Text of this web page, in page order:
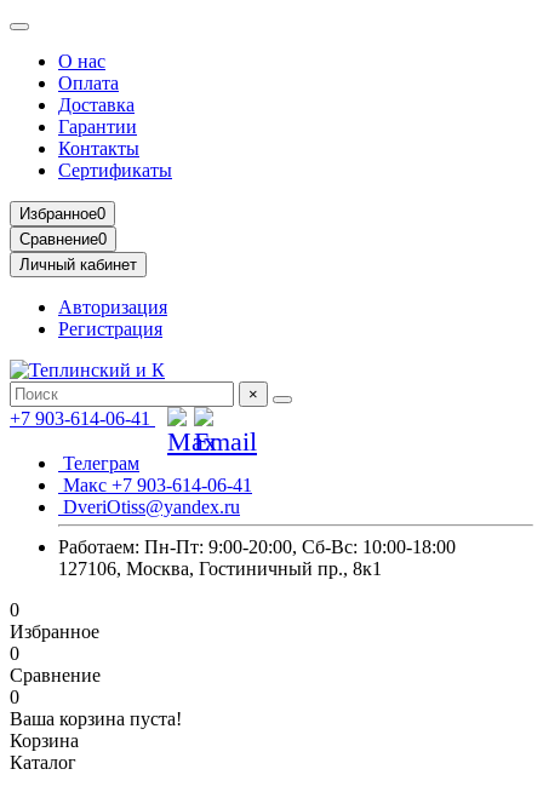
О нас
Оплата
Доставка
Гарантии
Контакты
Сертификаты
Избранное0
Сравнение0
Личный кабинет
Авторизация
Регистрация
×
+7 903-614-06-41
Телеграм
Макс +7 903-614-06-41
DveriOtiss@yandex.ru
Работаем: Пн-Пт: 9:00-20:00, Сб-Вс: 10:00-18:00
127106, Москва, Гостиничный пр., 8к1
0
Избранное
0
Сравнение
0
Ваша корзина пуста!
Корзина
Каталог